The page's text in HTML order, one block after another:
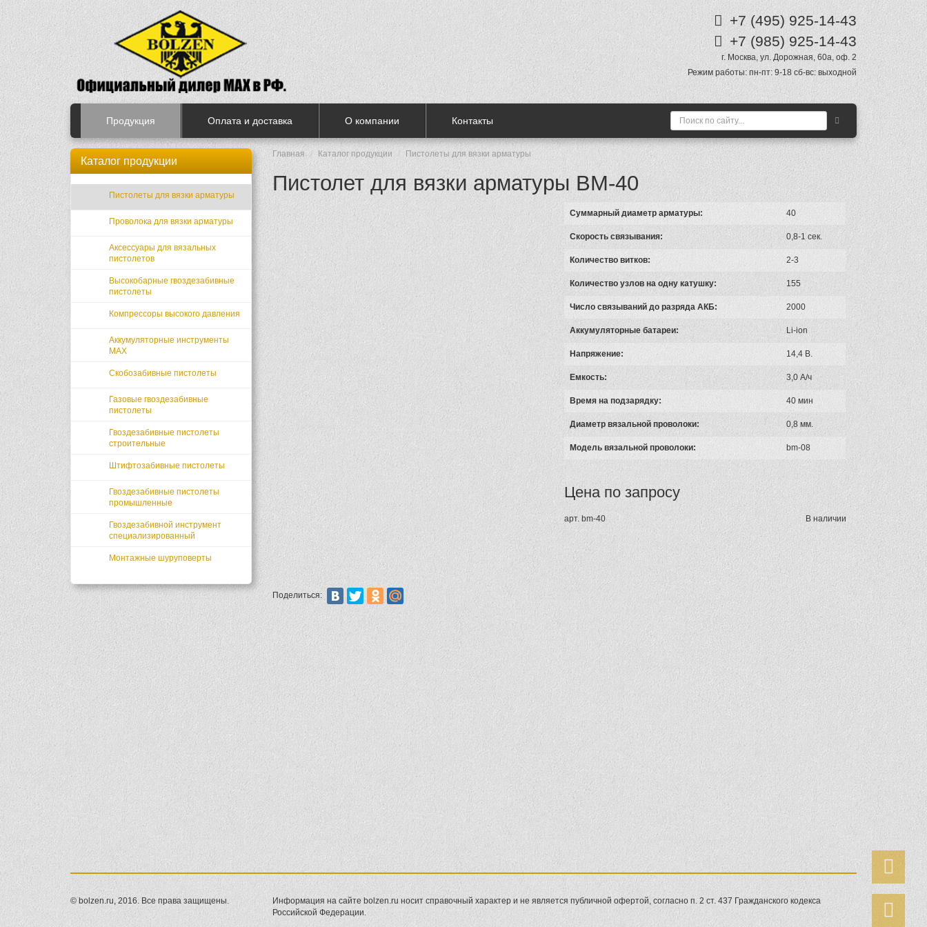
+7 (495) 925-14-43
+7 (985) 925-14-43
г. Москва, ул. Дорожная, 60а, оф. 2
Режим работы: пн-пт: 9-18 сб-вс: выходной
Продукция Оплата и доставка О компании Контакты
Каталог продукции
Пистолеты для вязки арматуры
Проволока для вязки арматуры
Аксессуары для вязальных
пистолетов
Высокобарные гвоздезабивные
пистолеты
Компрессоры высокого давления
Аккумуляторные инструменты
MAX
Скобозабивные пистолеты
Газовые гвоздезабивные
пистолеты
Гвоздезабивные пистолеты
строительные
Штифтозабивные пистолеты
Гвоздезабивные пистолеты
промышленные
Гвоздезабивной инструмент
специализированный
Монтажные шуруповерты
Главная Каталог продукции Пистолеты для вязки арматуры
Пистолет для вязки арматуры BM-40
Суммарный диаметр арматуры: 40
Скорость связывания: 0,8-1 сек.
Количество витков: 2-3
Количество узлов на одну катушку: 155
Число связываний до разряда АКБ: 2000
Аккумуляторные батареи: Li-ion
Напряжение: 14,4 В.
Емкость: 3,0 А/ч
Время на подзарядку: 40 мин
Диаметр вязальной проволоки: 0,8 мм.
Модель вязальной проволоки: bm-08
Цена по запросу
арт.bm-40 В наличии
Поделиться:
© bolzen.ru, 2016. Все права защищены.
Информация на сайте bolzen.ru носит справочный характер и не является публичной офертой, согласно п. 2 ст. 437 Гражданского кодекса
Российской Федерации.